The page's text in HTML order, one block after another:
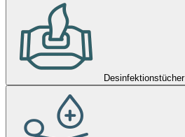
Desinfektionstücher